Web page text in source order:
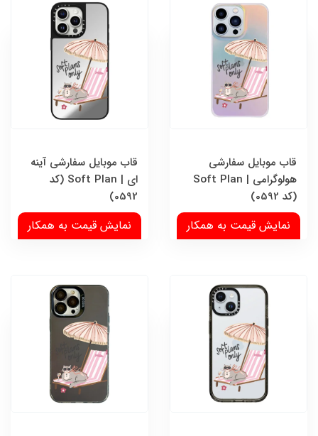
قاب موبایل سفارشی
هولوگرامی | Soft Plan
(کد 0592)
نمایش قیمت به همکار
قاب موبایل سفارشی آینه
ای | Soft Plan (کد
0592)
نمایش قیمت به همکار